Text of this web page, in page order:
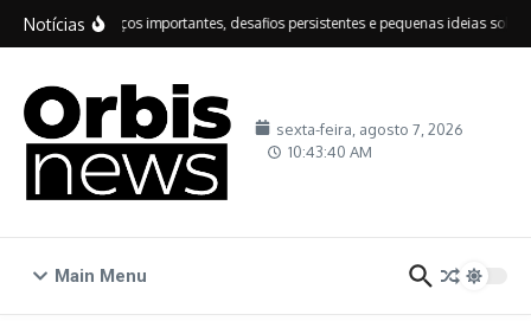
Ir para o conteúdo
Notícias
IDEB: avanços importantes, desafios persistentes e pequenas ideias sobre
sexta-feira, agosto 7, 2026
10:43:41 AM
Main Menu